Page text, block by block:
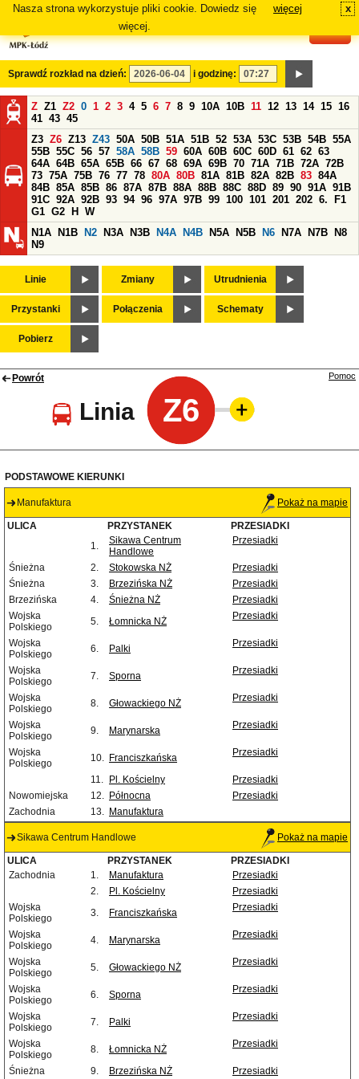
Nasza strona wykorzystuje pliki cookie. Dowiedz się
więcej.
więcej x
Sprawdź rozkład na dzień: i godzinę:
Z Z1 Z2 0 1 2 3 4 5 6 7 8 9 10A 10B 11 12 13 14 15 16
41 43 45
Z3 Z6 Z13 Z43 50A 50B 51A 51B 52 53A 53C 53B 54B 55A
55B 55C 56 57 58A 58B 59 60A 60B 60C 60D 61 62 63
64A 64B 65A 65B 66 67 68 69A 69B 70 71A 71B 72A 72B
73 75A 75B 76 77 78 80A 80B 81A 81B 82A 82B 83 84A
84B 85A 85B 86 87A 87B 88A 88B 88C 88D 89 90 91A 91B
91C 92A 92B 93 94 96 97A 97B 99 100 101 201 202 6.
F1
G1 G2 H
W
N1A
N1B N2 N3A N3B N4A N4B N5A N5B N6 N7A N7B
N8
N9
Linie Zmiany Utrudnienia
Przystanki Połączenia Schematy
Pobierz
Powrót
Linia Z6
Pomoc
PODSTAWOWE KIERUNKI
Manufaktura Pokaż na mapie
ULICA PRZYSTANEK
PRZESIADKI
1.
Sikawa Centrum
Handlowe
Przesiadki
Śnieżna 2. Stokowska NŻ
Przesiadki
Śnieżna
3. Brzezińska NŻ
Przesiadki
Brzezińska
4. Śnieżna NŻ
Przesiadki
Wojska
Polskiego
5. Łomnicka NŻ Przesiadki
Wojska
Polskiego
6. Palki Przesiadki
Wojska
Polskiego
7. Sporna Przesiadki
Wojska
Polskiego
8. Głowackiego NŻ Przesiadki
Wojska
Polskiego
9. Marynarska Przesiadki
Wojska
Polskiego
10. Franciszkańska Przesiadki
11. Pl. Kościelny
Przesiadki
Nowomiejska
12. Północna
Przesiadki
Zachodnia
13. Manufaktura
Sikawa Centrum Handlowe Pokaż na mapie
ULICA PRZYSTANEK
PRZESIADKI
Zachodnia
1. Manufaktura
Przesiadki
2.
Pl. Kościelny
Przesiadki
Wojska
Polskiego
3. Franciszkańska Przesiadki
Wojska
Polskiego
4. Marynarska Przesiadki
Wojska
Polskiego
5. Głowackiego NŻ Przesiadki
Wojska
Polskiego
6. Sporna Przesiadki
Wojska
Polskiego
7. Palki Przesiadki
Wojska
Polskiego
8. Łomnicka NŻ Przesiadki
Śnieżna 9. Brzezińska NŻ Przesiadki